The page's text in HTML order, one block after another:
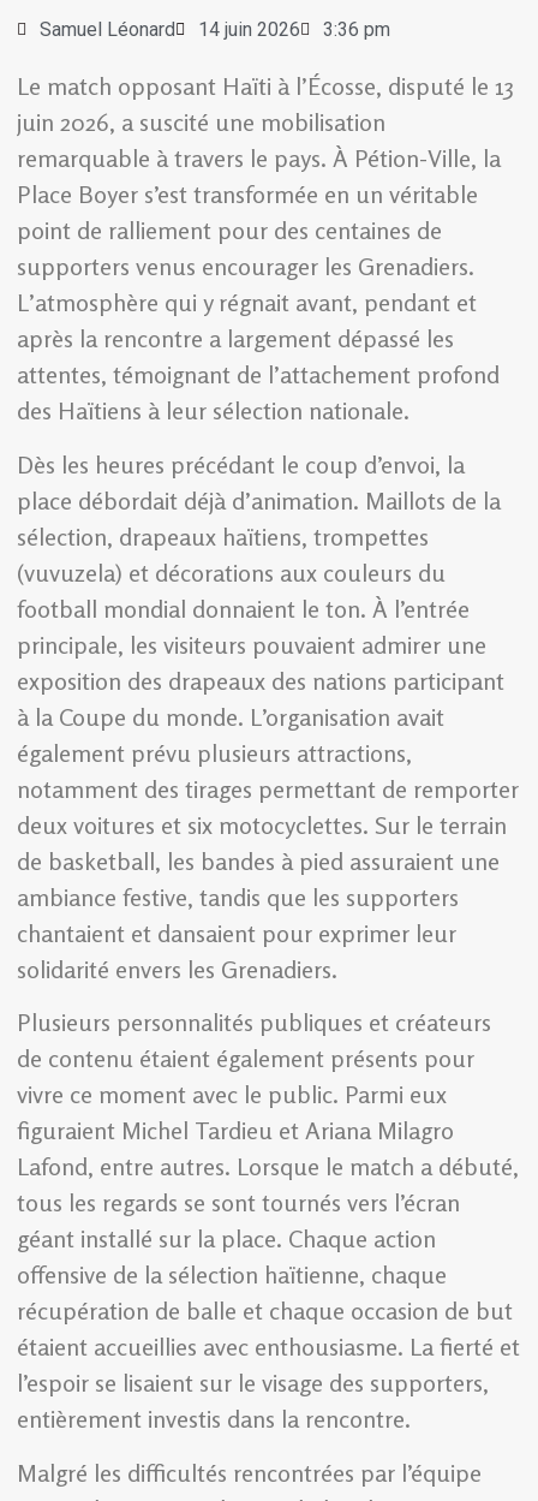
Samuel Léonard 14 juin 2026 3:36 pm
Le match opposant Haïti à l’Écosse, disputé le 13
juin 2026, a suscité une mobilisation
remarquable à travers le pays. À Pétion-Ville, la
Place Boyer s’est transformée en un véritable
point de ralliement pour des centaines de
supporters venus encourager les Grenadiers.
L’atmosphère qui y régnait avant, pendant et
après la rencontre a largement dépassé les
attentes, témoignant de l’attachement profond
des Haïtiens à leur sélection nationale.
Dès les heures précédant le coup d’envoi, la
place débordait déjà d’animation. Maillots de la
sélection, drapeaux haïtiens, trompettes
(vuvuzela) et décorations aux couleurs du
football mondial donnaient le ton. À l’entrée
principale, les visiteurs pouvaient admirer une
exposition des drapeaux des nations participant
à la Coupe du monde. L’organisation avait
également prévu plusieurs attractions,
notamment des tirages permettant de remporter
deux voitures et six motocyclettes. Sur le terrain
de basketball, les bandes à pied assuraient une
ambiance festive, tandis que les supporters
chantaient et dansaient pour exprimer leur
solidarité envers les Grenadiers.
Plusieurs personnalités publiques et créateurs
de contenu étaient également présents pour
vivre ce moment avec le public. Parmi eux
figuraient Michel Tardieu et Ariana Milagro
Lafond, entre autres. Lorsque le match a débuté,
tous les regards se sont tournés vers l’écran
géant installé sur la place. Chaque action
offensive de la sélection haïtienne, chaque
récupération de balle et chaque occasion de but
étaient accueillies avec enthousiasme. La fierté et
l’espoir se lisaient sur le visage des supporters,
entièrement investis dans la rencontre.
Malgré les difficultés rencontrées par l’équipe